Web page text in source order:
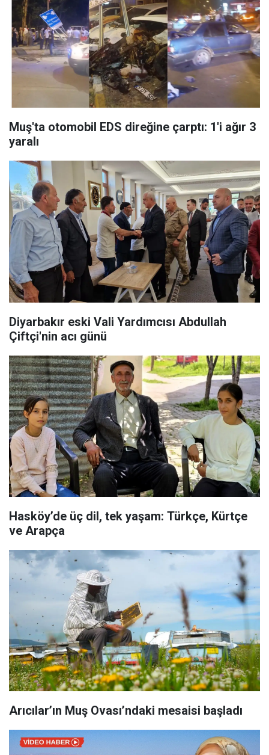
Muş'ta otomobil EDS direğine çarptı: 1'i ağır 3
yaralı
Diyarbakır eski Vali Yardımcısı Abdullah
Çiftçi'nin acı günü
Hasköy’de üç dil, tek yaşam: Türkçe, Kürtçe
ve Arapça
Arıcılar’ın Muş Ovası’ndaki mesaisi başladı